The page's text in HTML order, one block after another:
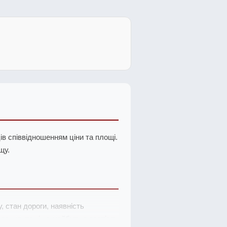
співвідношенням ціни та площі.
стан дороги, наявність